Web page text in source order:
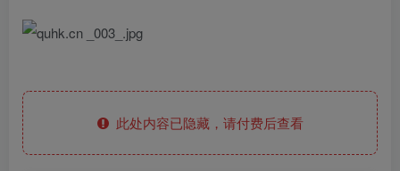
此处内容已隐藏，请付费后查看